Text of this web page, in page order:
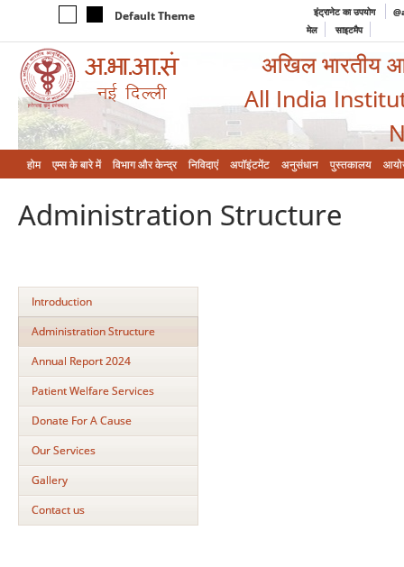
Default Theme इंट्रानेट का उपयोग
मेल
साइटमैप
अखिल भारतीय
All India
होम एम्‍स के बारे में विभाग और केन्‍द्र निविदाएं अपॉइंटमेंट अनुसंधान पुस्तकालय
Administration Structure
Introduction
Administration Structure
Annual Report 2024
Patient Welfare Services
Donate For A Cause
Our Services
Gallery
Contact us